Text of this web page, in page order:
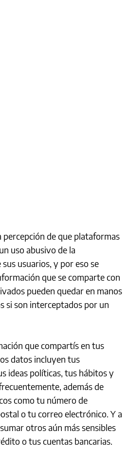
percepción de que plataformas
uso abusivo de la
usuarios, y por eso se
que se comparte con
pueden quedar en manos
si son interceptados por un
que compartís en tus
datos incluyen tus
ideas políticas, tus hábitos y
además de
como tu número de
o tu correo electrónico. Y a
otros aún más sensibles
o tus cuentas bancarias.